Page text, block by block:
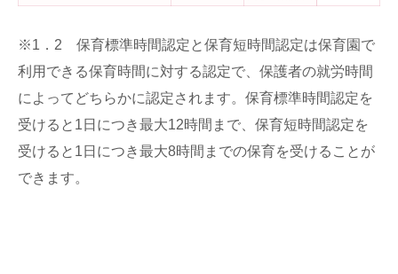
※1．2 保育標準時間認定と保育短時間認定は保育園で
利用できる保育時間に対する認定で、保護者の就労時間
によってどちらかに認定されます。保育標準時間認定を
受けると1日につき最大12時間まで、保育短時間認定を
受けると1日につき最大8時間までの保育を受けることが
できます。